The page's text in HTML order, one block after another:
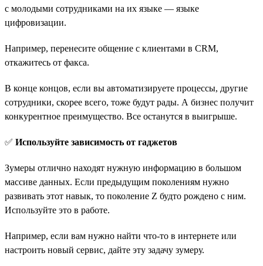
с молодыми сотрудниками на их языке — языке
цифровизации.
Например, перенесите общение с клиентами в CRM,
откажитесь от факса.
В конце концов, если вы автоматизируете процессы, другие
сотрудники, скорее всего, тоже будут рады. А бизнес получит
конкурентное преимущество. Все останутся в выигрыше.
✅ Используйте зависимость от гаджетов
Зумеры отлично находят нужную информацию в большом
массиве данных. Если предыдущим поколениям нужно
развивать этот навык, то поколение Z будто рождено с ним.
Используйте это в работе.
Например, если вам нужно найти что-то в интернете или
настроить новый сервис, дайте эту задачу зумеру.